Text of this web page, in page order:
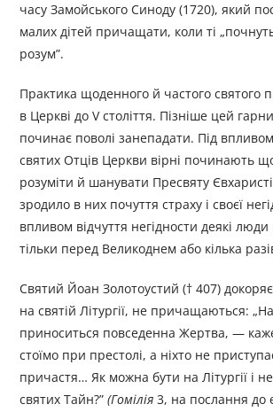
часу Замойського Синоду (1720), який
малих дітей причащати, коли ті
розум”.
Практика щоденного й частого святого
в Церкві до V століття. Пізніше цей
починає поволі занепадати. Під
святих Отців Церкви вірні почи­нають
розуміти й шанувати Пресвяту
зродило в них почуття страху і своєї
впливом відчуття негідности деякі
тільки перед Великоднем або кілька
Святий Йоан Золотоустий († 407)
на святій Літургії, не причащаються:
приноситься повсе­денна Жертва, —
стоїмо при престолі, а ніхто не
причастя… Як можна бути на Літургії і
святих Тайн?”(Гомілія3, на послання до